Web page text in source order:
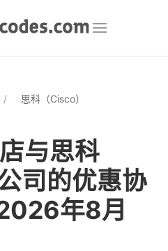
思科（Cisco）
与思科
司的优惠协
年8月